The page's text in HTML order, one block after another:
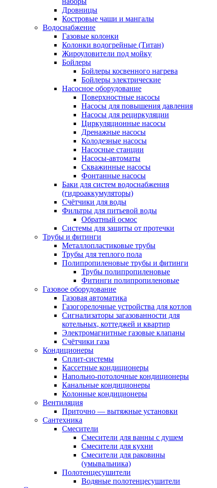
Дровницы
Костровые чаши и мангалы
Водоснабжение
Газовые колонки
Колонки водогрейные (Титан)
Жироуловители под мойку
Бойлеры
Бойлеры косвенного нагрева
Бойлеры электрические
Насосное оборудование
Поверхностные насосы
Насосы для повышения давления
Насосы для рециркуляции
Циркуляционные насосы
Дренажные насосы
Колодезные насосы
Насосные станции
Насосы-автоматы
Скважинные насосы
Фонтанные насосы
Баки для систем водоснабжения
(гидроаккумуляторы)
Счётчики для воды
Фильтры для питьевой воды
Обратный осмос
Системы для защиты от протечки
Трубы и фитинги
Металлопластиковые трубы
Трубы для теплого пола
Полипропиленовые трубы и фитинги
Трубы полипропиленовые
Фитинги полипропиленовые
Газовое оборудование
Газовая автоматика
Газогорелочные устройства для котлов
Сигнализаторы загазованности для
котельных, коттеджей и квартир
Электромагнитные газовые клапаны
Счётчики газа
Кондиционеры
Сплит-системы
Кассетные кондиционеры
Напольно-потолочные кондиционеры
Канальные кондиционеры
Колонные кондиционеры
Вентиляция
Приточно — вытяжные установки
Сантехника
Смесители
Смесители для ванны с душем
Смесители для кухни
Смесители для раковины
(умывальника)
Полотенцесушители
Водяные полотенцесушители